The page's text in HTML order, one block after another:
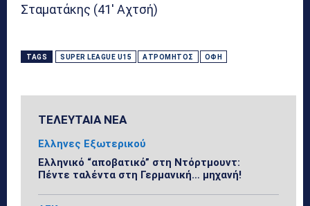
Σταματάκης (41′ Αχτσή)
TAGS SUPER LEAGUE U15 ΑΤΡΌΜΗΤΟΣ ΟΦΗ
ΤΕΛΕΥΤΑΙΑ ΝΕΑ
Ελληνες Εξωτερικού
Ελληνικό “αποβατικό” στη Ντόρτμουντ:
Πέντε ταλέντα στη Γερμανική… μηχανή!